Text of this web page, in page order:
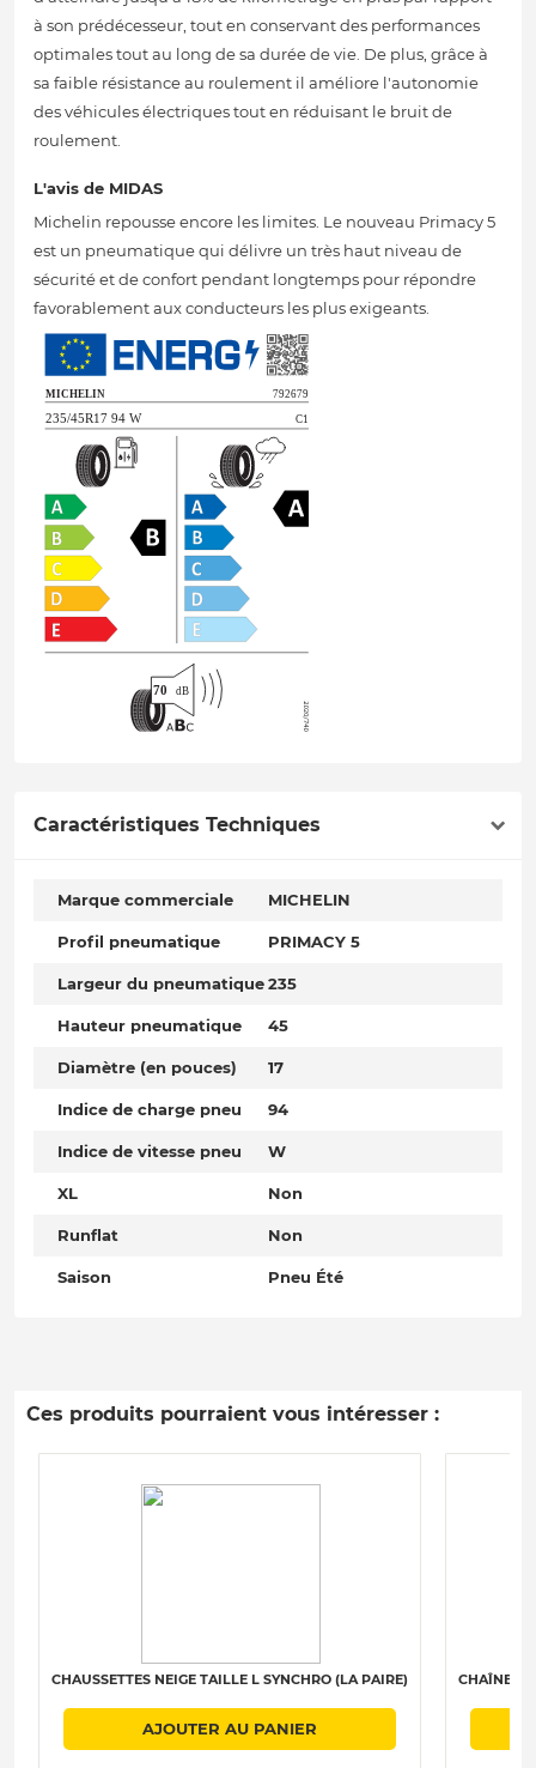
à son prédécesseur, tout en conservant des performances
optimales tout au long de sa durée de vie. De plus, grâce à
sa faible résistance au roulement il améliore l'autonomie
des véhicules électriques tout en réduisant le bruit de
roulement.
L'avis de MIDAS
Michelin repousse encore les limites. Le nouveau Primacy 5
est un pneumatique qui délivre un très haut niveau de
sécurité et de confort pendant longtemps pour répondre
favorablement aux conducteurs les plus exigeants.
Caractéristiques Techniques
Marque commerciale MICHELIN
Profil pneumatique PRIMACY 5
Largeur du pneumatique235
Hauteur pneumatique 45
Diamètre (en pouces) 17
Indice de charge pneu 94
Indice de vitesse pneu W
XL Non
Runflat Non
Saison Pneu Été
Ces produits pourraient vous intéresser :
CHAUSSETTES NEIGE TAILLE L SYNCHRO (LA PAIRE)
AJOUTER AU PANIER
CHAÎNES